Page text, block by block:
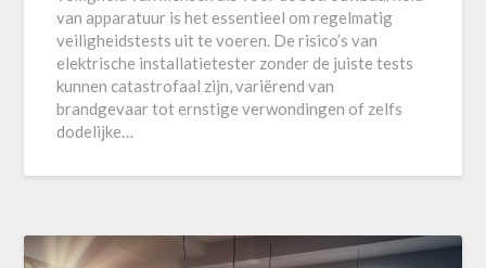
van apparatuur is het essentieel om regelmatig
veiligheidstests uit te voeren. De risico’s van
elektrische installatietester zonder de juiste tests
kunnen catastrofaal zijn, variërend van
brandgevaar tot ernstige verwondingen of zelfs
dodelijke…